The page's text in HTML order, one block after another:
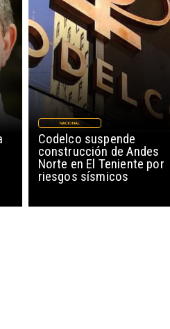
Codelco suspende
construcción de Andes
Norte en El Teniente por
riesgos sísmicos
NACIONAL